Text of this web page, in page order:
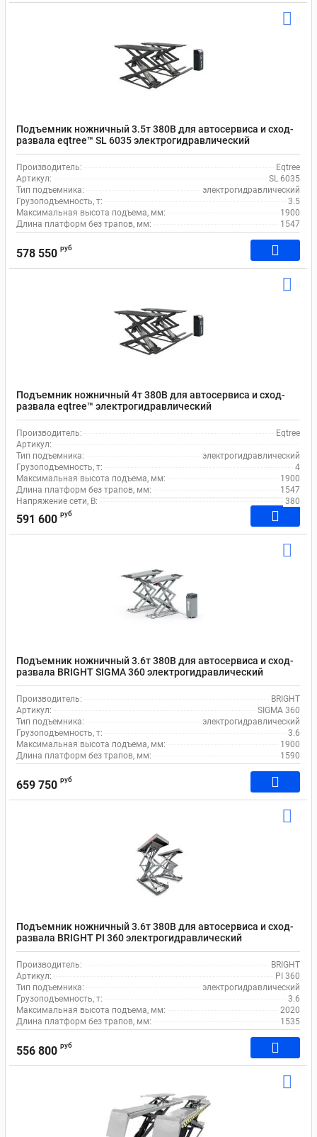
Подъемник ножничный 3.5т 380В для автосервиса и сход-
развала eqtree™ SL 6035 электрогидравлический
Производитель:
Eqtree
Артикул:
SL 6035
Тип подъемника:
электрогидравлический
Грузоподъемность, т:
3.5
Максимальная высота подъема, мм:
1900
Длина платформ без трапов, мм:
1547
578 550 руб
Подъемник ножничный 4т 380В для автосервиса и сход-
развала eqtree™ электрогидравлический
Производитель:
Eqtree
Артикул:
Тип подъемника:
электрогидравлический
Грузоподъемность, т:
4
Максимальная высота подъема, мм:
1900
Длина платформ без трапов, мм:
1547
Напряжение сети, В:
380
591 600 руб
Подъемник ножничный 3.6т 380В для автосервиса и сход-
развала BRIGHT SIGMA 360 электрогидравлический
Производитель:
BRIGHT
Артикул:
SIGMA 360
Тип подъемника:
электрогидравлический
Грузоподъемность, т:
3.6
Максимальная высота подъема, мм:
1900
Длина платформ без трапов, мм:
1590
659 750 руб
Подъемник ножничный 3.6т 380В для автосервиса и сход-
развала BRIGHT PI 360 электрогидравлический
Производитель:
BRIGHT
Артикул:
PI 360
Тип подъемника:
электрогидравлический
Грузоподъемность, т:
3.6
Максимальная высота подъема, мм:
2020
Длина платформ без трапов, мм:
1535
556 800 руб